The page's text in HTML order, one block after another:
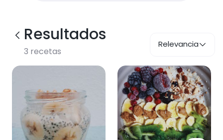
Resultados
3 recetas
Relevancia